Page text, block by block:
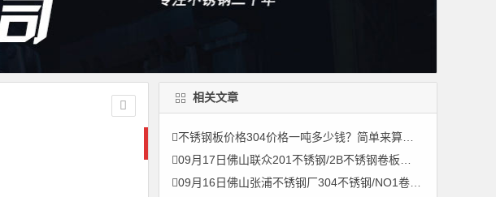
相关文章
不锈钢板价格304价格一吨多少钱？简单来算一下
09月17日佛山联众201不锈钢/2B不锈钢卷板价格行情参考
09月16日佛山张浦不锈钢厂304不锈钢/NO1卷板价格行情参考